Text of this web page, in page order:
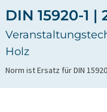
DIN 15920-1 |
Holz
Norm ist Ersatz für DIN